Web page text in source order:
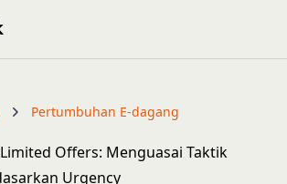
Pertumbuhan E-dagang
Limited Offers: Menguasai Taktik
Urgency